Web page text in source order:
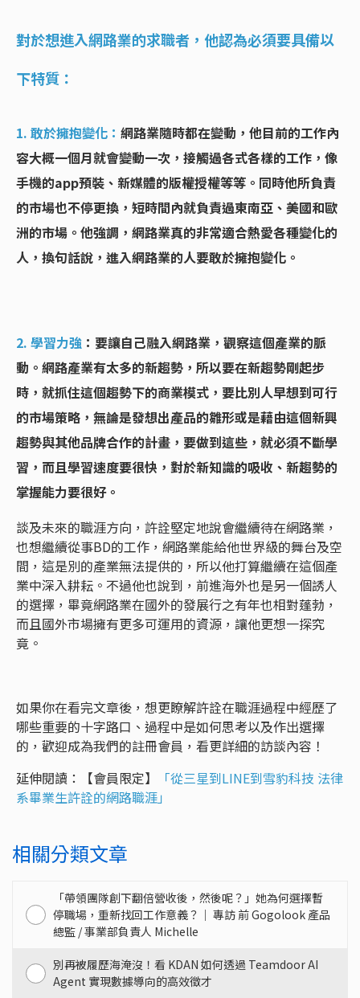
對於想進入網路業的求職者，他認為必須要具備以
下特質：
1. 敢於擁抱變化： 網路業隨時都在變動，他目前的工作內
容大概一個月就會變動一次，接觸過各式各樣的工作，像
手機的app預裝、新媒體的版權授權等等。同時他所負責
的市場也不停更換，短時間內就負責過東南亞、美國和歐
洲的市場。他強調，網路業真的非常適合熱愛各種變化的
人，換句話說，進入網路業的人要敢於擁抱變化。
2. 學習力強 ：要讓自己融入網路業，觀察這個產業的脈
動。網路產業有太多的新趨勢，所以要在新趨勢剛起步
時，就抓住這個趨勢下的商業模式，要比別人早想到可行
的市場策略，無論是發想出產品的雛形或是藉由這個新興
趨勢與其他品牌合作的計畫，要做到這些，就必須不斷學
習，而且學習速度要很快，對於新知識的吸收、新趨勢的
掌握能力要很好。
談及未來的職涯方向，許詮堅定地說會繼續待在網路業，
也想繼續從事BD的工作，網路業能給他世界級的舞台及空
間，這是別的產業無法提供的，所以他打算繼續在這個產
業中深入耕耘。不過他也說到，前進海外也是另一個誘人
的選擇，畢竟網路業在國外的發展行之有年也相對蓬勃，
而且國外市場擁有更多可運用的資源，讓他更想一探究
竟。
如果你在看完文章後，想更瞭解許詮在職涯過程中經歷了
哪些重要的十字路口、過程中是如何思考以及作出選擇
的，歡迎成為我們的註冊會員，看更詳細的訪談內容！
延伸閱讀：【會員限定】
「從三星到LINE到雪豹科技 法律
系畢業生許詮的網路職涯」
相關分類文章
「帶領團隊創下翻倍營收後，然後呢？」她為何選擇暫
停職場，重新找回工作意義？｜ 專訪 前 Gogolook 產品
總監 / 事業部負責人 Michelle
別再被履歷海淹沒！看 KDAN 如何透過 Teamdoor AI
Agent 實現數據導向的高效徵才